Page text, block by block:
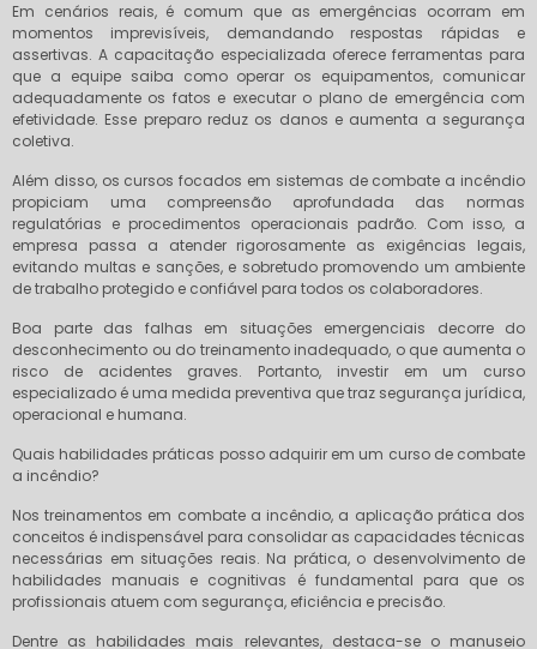
Em cenários reais, é comum que as emergências ocorram em
momentos imprevisíveis, demandando respostas rápidas e
assertivas. A capacitação especializada oferece ferramentas para
que a equipe saiba como operar os equipamentos, comunicar
adequadamente os fatos e executar o plano de emergência com
efetividade. Esse preparo reduz os danos e aumenta a segurança
coletiva.
Além disso, os cursos focados em sistemas de combate a incêndio
propiciam uma compreensão aprofundada das normas
regulatórias e procedimentos operacionais padrão. Com isso, a
empresa passa a atender rigorosamente as exigências legais,
evitando multas e sanções, e sobretudo promovendo um ambiente
de trabalho protegido e confiável para todos os colaboradores.
Boa parte das falhas em situações emergenciais decorre do
desconhecimento ou do treinamento inadequado, o que aumenta o
risco de acidentes graves. Portanto, investir em um curso
especializado é uma medida preventiva que traz segurança jurídica,
operacional e humana.
Quais habilidades práticas posso adquirir em um curso de combate
a incêndio?
Nos treinamentos em combate a incêndio, a aplicação prática dos
conceitos é indispensável para consolidar as capacidades técnicas
necessárias em situações reais. Na prática, o desenvolvimento de
habilidades manuais e cognitivas é fundamental para que os
profissionais atuem com segurança, eficiência e precisão.
Dentre as habilidades mais relevantes, destaca-se o manuseio